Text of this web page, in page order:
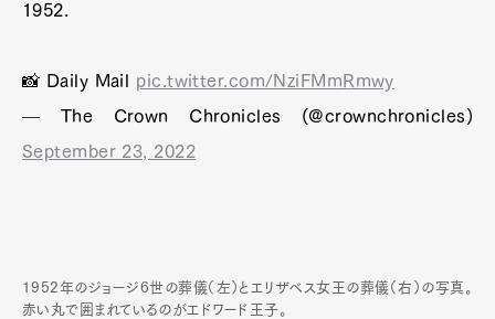
1952. ⁠
📸 Daily Mail⁠ pic.twitter.com/NziFMmRmwy
— The Crown Chronicles (@crownchronicles)
September 23, 2022
1952年のジョージ6世の葬儀（左）とエリザベス女王の葬儀（右）の写真。
赤い丸で囲まれているのがエドワード王子。